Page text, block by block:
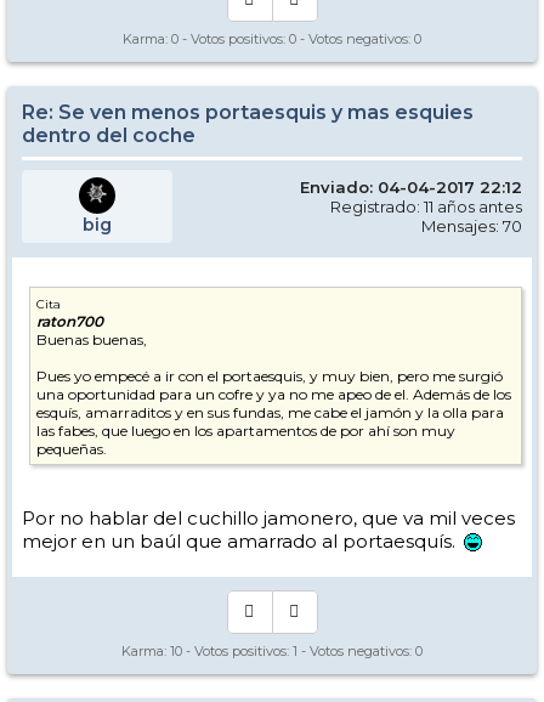
Karma: 0 - Votos positivos: 0 - Votos negativos: 0
Re: Se ven menos portaesquis y mas esquies
dentro del coche
big
Enviado: 04-04-2017 22:12
Registrado: 11 años antes
Mensajes: 70
Cita
raton700
Buenas buenas,
Pues yo empecé a ir con el portaesquis, y muy bien, pero me surgió
una oportunidad para un cofre y ya no me apeo de el. Además de los
esquís, amarraditos y en sus fundas, me cabe el jamón y la olla para
las fabes, que luego en los apartamentos de por ahí son muy
pequeñas.
Por no hablar del cuchillo jamonero, que va mil veces
mejor en un baúl que amarrado al portaesquís.
Karma: 10 - Votos positivos: 1 - Votos negativos: 0